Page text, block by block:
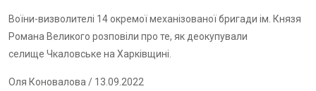
Воїни-визволителі 14 окремої механізованої бригади ім. Князя
Романа Великого розповіли про те, як деокупували
селище Чкаловське на Харківщині.
Оля Коновалова / 13.09.2022